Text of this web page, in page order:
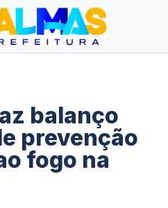
balanço
prevenção
fogo na